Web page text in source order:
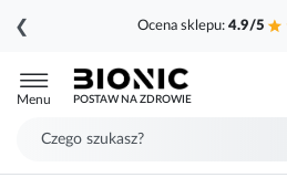
Ocena sklepu: 4.9/5
❮
do
treści
Menu POSTAW NA ZDROWIE